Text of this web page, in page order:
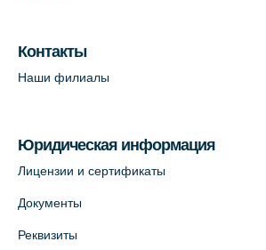
Контакты
Наши филиалы
Юридическая информация
Лицензии и сертификаты
Документы
Реквизиты